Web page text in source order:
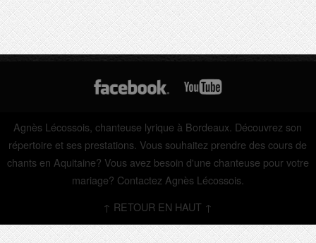
Agnès Lécossois , chanteuse lyrique à Bordeaux. Découvrez son
répertoire et ses prestations. Vous souhaitez prendre des cours de
chants en Aquitaine? Vous avez besoin d'une chanteuse pour votre
mariage? Contactez Agnès Lécossois.
↑ RETOUR EN HAUT ↑